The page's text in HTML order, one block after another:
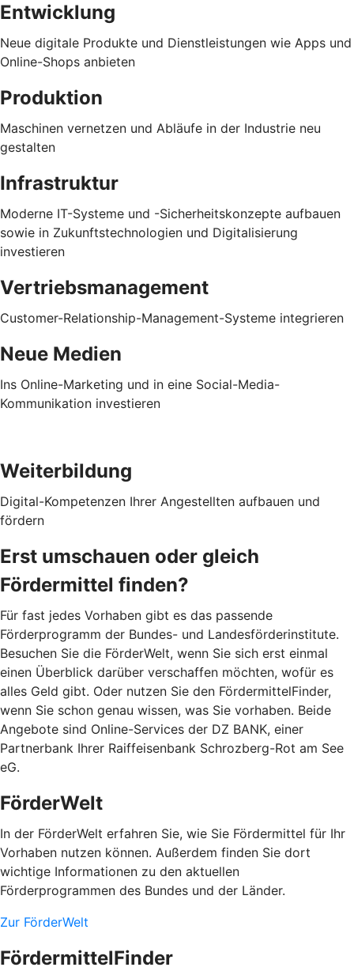
Entwicklung
Neue digitale Produkte und Dienstleistungen wie Apps und
Online-Shops anbieten
Produktion
Maschinen vernetzen und Abläufe in der Industrie neu
gestalten
Infrastruktur
Moderne IT-Systeme und -Sicherheitskonzepte aufbauen
sowie in Zukunftstechnologien und Digitalisierung
investieren
Vertriebsmanagement
Customer-Relationship-Management-Systeme integrieren
Neue Medien
Ins Online-Marketing und in eine Social-Media-
Kommunikation investieren
Weiterbildung
Digital-Kompetenzen Ihrer Angestellten aufbauen und
fördern
Erst umschauen oder gleich
Fördermittel finden?
Für fast jedes Vorhaben gibt es das passende
Förderprogramm der Bundes- und Landesförderinstitute.
Besuchen Sie die FörderWelt, wenn Sie sich erst einmal
einen Überblick darüber verschaffen möchten, wofür es
alles Geld gibt. Oder nutzen Sie den FördermittelFinder,
wenn Sie schon genau wissen, was Sie vorhaben. Beide
Angebote sind Online-Services der DZ BANK, einer
Partnerbank Ihrer Raiffeisenbank Schrozberg-Rot am See
eG.
FörderWelt
In der FörderWelt erfahren Sie, wie Sie Fördermittel für Ihr
Vorhaben nutzen können. Außerdem finden Sie dort
wichtige Informationen zu den aktuellen
Förderprogrammen des Bundes und der Länder.
Zur FörderWelt
FördermittelFinder